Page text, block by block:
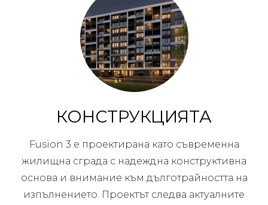
КОНСТРУКЦИЯТА
Fusion 3 е проектирана като съвременна
жилищна сграда с надеждна конструктивна
основа и внимание към дълготрайността на
изпълнението. Проектът следва актуалните